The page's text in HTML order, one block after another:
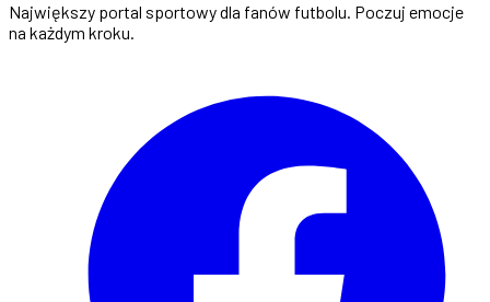
Największy portal sportowy dla fanów futbolu. Poczuj emocje
na każdym kroku.